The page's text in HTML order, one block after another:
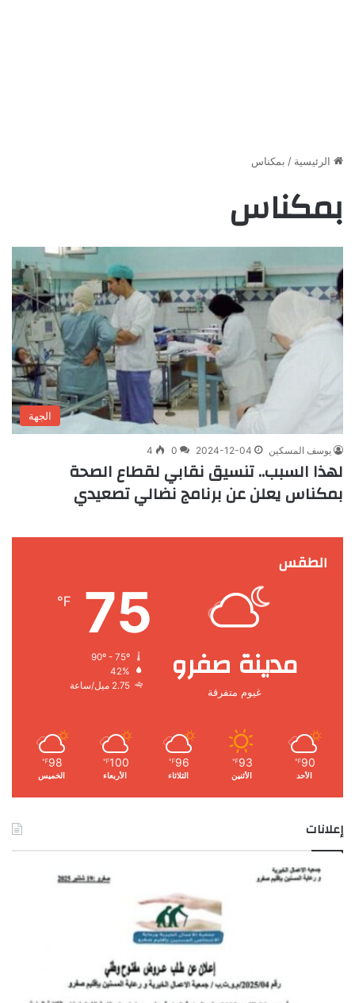
الرئيسية / بمكناس
بمكناس
الجهة
يوسف المسكين 2024-12-04
0
4
لهذا السبب.. تنسيق نقابي لقطاع الصحة
بمكناس يعلن عن برنامج نضالي تصعيدي
الطقس
مدينة صفرو
غيوم متفرقة
75
℉
42%
2.75 ميل/ساعة
90
℉
الأحد
93
℉
الأثنين
96
℉
الثلاثاء
100
℉
الأربعاء
98
℉
الخميس
إعلانات